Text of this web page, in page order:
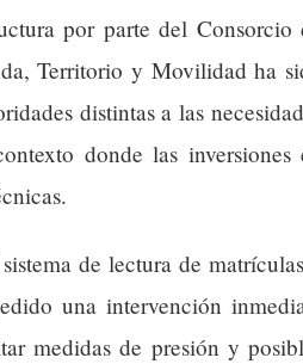
por parte del Consorcio
Territorio y Movilidad ha
distintas a las
donde las inversiones
de lectura de
una intervención
medidas de presión y